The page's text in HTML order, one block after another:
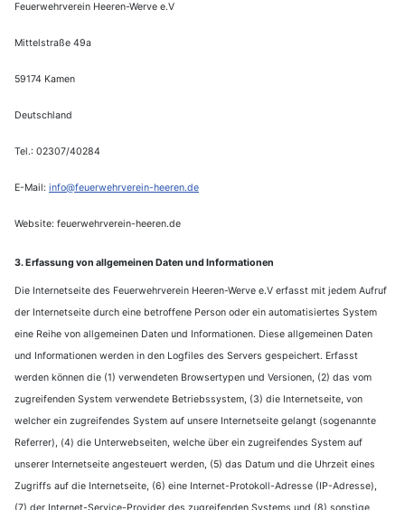
Feuerwehrverein Heeren-Werve e.V
Mittelstraße 49a
59174 Kamen
Deutschland
Tel.: 02307/40284
E-Mail: info@feuerwehrverein-heeren.de
Website: feuerwehrverein-heeren.de
3. Erfassung von allgemeinen Daten und Informationen
Die Internetseite des Feuerwehrverein Heeren-Werve e.V erfasst mit jedem Aufruf
der Internetseite durch eine betroffene Person oder ein automatisiertes System
eine Reihe von allgemeinen Daten und Informationen. Diese allgemeinen Daten
und Informationen werden in den Logfiles des Servers gespeichert. Erfasst
werden können die (1) verwendeten Browsertypen und Versionen, (2) das vom
zugreifenden System verwendete Betriebssystem, (3) die Internetseite, von
welcher ein zugreifendes System auf unsere Internetseite gelangt (sogenannte
Referrer), (4) die Unterwebseiten, welche über ein zugreifendes System auf
unserer Internetseite angesteuert werden, (5) das Datum und die Uhrzeit eines
Zugriffs auf die Internetseite, (6) eine Internet-Protokoll-Adresse (IP-Adresse),